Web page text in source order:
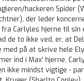
hackeren Spider
der leder
Carlyles hjerne til sin
de to ikke ved, er, at
med på at skrive hele
ind i Max' hjerne,
ikke mindst vigtige -